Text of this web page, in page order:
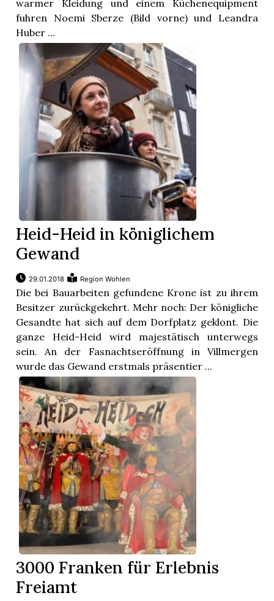
warmer Kleidung und einem Küchenequipment
fuhren Noemi Sberze (Bild vorne) und Leandra
Huber ...
Heid-Heid in königlichem
Gewand
29.01.2018 Region Wohlen
Die bei Bauarbeiten gefundene Krone ist zu ihrem
Besitzer zurückgekehrt. Mehr noch: Der königliche
Gesandte hat sich auf dem Dorfplatz geklont. Die
ganze Heid-Heid wird majestätisch unterwegs
sein. An der Fasnachtseröffnung in Villmergen
wurde das Gewand erstmals präsentier ...
3000 Franken für Erlebnis
Freiamt